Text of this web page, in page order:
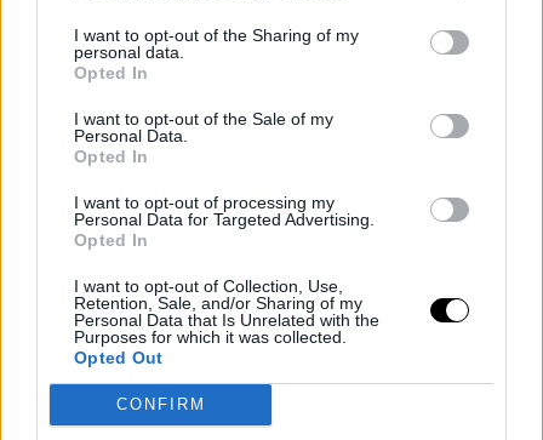
I want to opt-out of the Sharing of my
personal data.
Opted In
I want to opt-out of the Sale of my
Personal Data.
Opted In
I want to opt-out of processing my
Personal Data for Targeted Advertising.
Opted In
I want to opt-out of Collection, Use,
Retention, Sale, and/or Sharing of my
Personal Data that Is Unrelated with the
Purposes for which it was collected.
Opted Out
CONFIRM
Η απάντηση βρίσκεται στην κουζίνα σου και συγκεκριμένα, στο
λευκό ξύδι.
Βάλε ένα φλιτζάνι λευκό ξύδι μαζί με το απορρυπαντικό
πλυντηρίου και άφησε τες να πλυθούν στο μείγμα αυτό. Αν
θέλεις πιο γρήγορα αποτελέσματα, για να μην ξοδευτείς σε
καινούριες αγορές, βάλε μια κούπα ξύδι σε κάθε τους
ξέβγαλμα.
ΠΕΤΣΕΤΕΣ / ΣΠΙΤΙ / ΚΑΘΑΡΙΟΤΗΤΑ